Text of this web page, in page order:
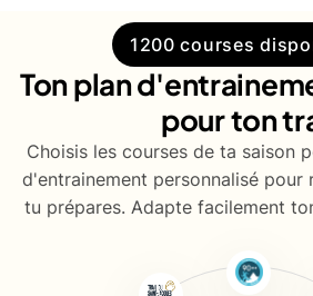
1200 courses
Ton plan
pour ton
Choisis les courses de ta saison
d'entrainement personnalisé pour
tu prépares. Adapte facilement